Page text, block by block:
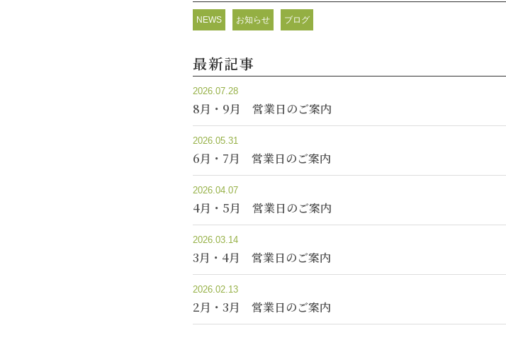
NEWS お知らせ ブログ
最新記事
2026.07.28
8月・9月 営業日のご案内
2026.05.31
6月・7月 営業日のご案内
2026.04.07
4月・5月 営業日のご案内
2026.03.14
3月・4月 営業日のご案内
2026.02.13
2月・3月 営業日のご案内